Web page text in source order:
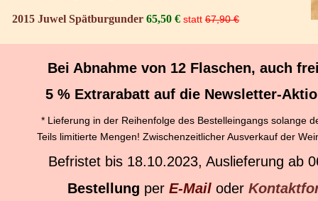
2015 Juwel Spätburgunder 65,50 € statt 67,90 €
Bei Abnahme von 12 Flaschen, auch
5 % Extrarabatt auf die Newsletter-
* Lieferung in der Reihenfolge des Bestelleingangs solange
Teils limitierte Mengen! Zwischenzeitlicher Ausverkauf der
Befristet bis 18.10.2023, Auslieferung ab
Bestellung per E-Mail oder